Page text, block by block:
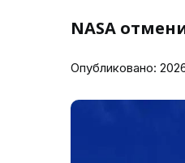
NASA
Опубликовано: